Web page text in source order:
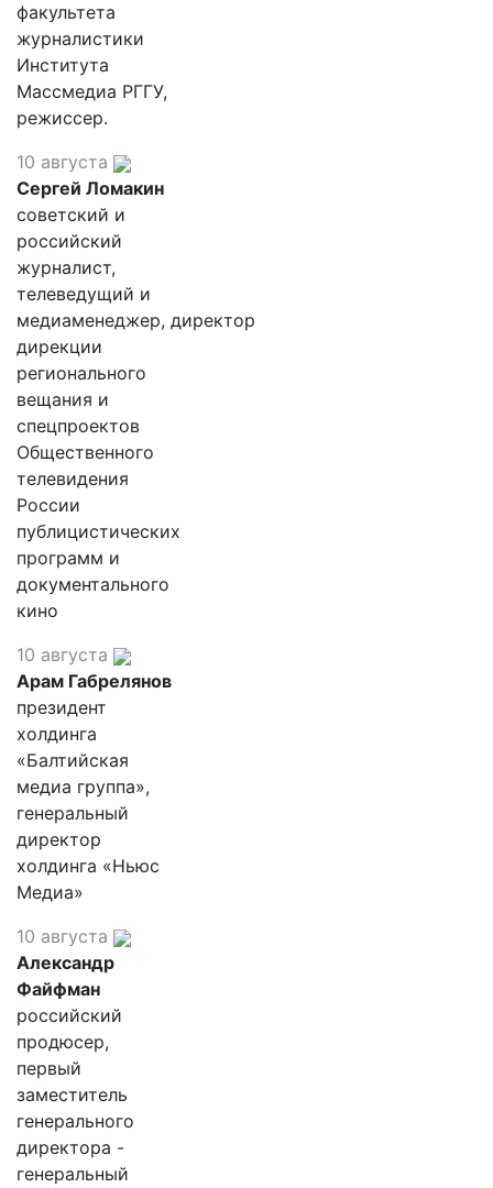
факультета
журналистики
Института
Массмедиа РГГУ,
режиссер.
10 августа
Сергей Ломакин
советский и
российский
журналист,
телеведущий и
медиаменеджер, директор
дирекции
регионального
вещания и
спецпроектов
Общественного
телевидения
России
публицистических
программ и
документального
кино
10 августа
Арам Габрелянов
президент
холдинга
«Балтийская
медиа группа»,
генеральный
директор
холдинга «Ньюс
Медиа»
10 августа
Александр
Файфман
российский
продюсер,
первый
заместитель
генерального
директора -
генеральный